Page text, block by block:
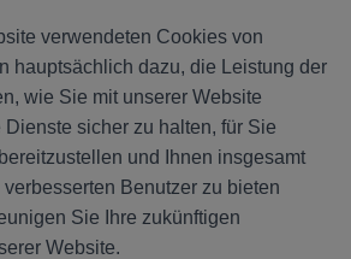
verwendeten Cookies von
hauptsächlich dazu, die Leistung der
wie Sie mit unserer Website
sicher zu halten, für Sie
und Ihnen insgesamt
Benutzer zu bieten
Sie Ihre zukünftigen
Website.